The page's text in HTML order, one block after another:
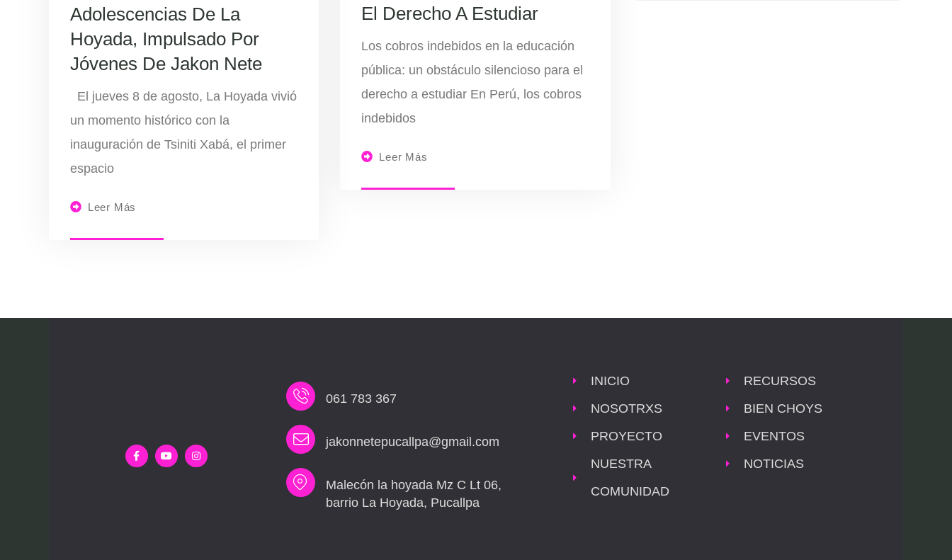
El Derecho A Estudiar
Los cobros indebidos en la educación
pública: un obstáculo silencioso para el
derecho a estudiar En Perú, los cobros
indebidos
Leer Más
Adolescencias De La
Hoyada, Impulsado Por
Jóvenes De Jakon Nete
El jueves 8 de agosto, La Hoyada vivió
un momento histórico con la
inauguración de Tsiniti Xabá, el primer
espacio
Leer Más
061 783 367
jakonnetepucallpa@gmail.com
Malecón la hoyada Mz C Lt 06,
barrio La Hoyada, Pucallpa
INICIO
NOSOTRXS
PROYECTO
NUESTRA
COMUNIDAD
RECURSOS
BIEN CHOYS
EVENTOS
NOTICIAS